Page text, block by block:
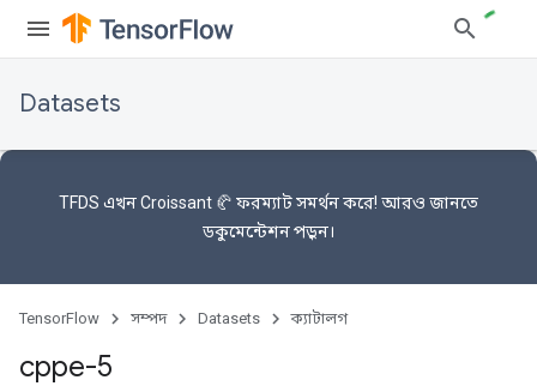
Datasets
TFDS এখনCroissant 🥐 ফরম্যাটসমর্থন করে! আরও জানতে
ডকুমেন্টেশনপড়ুন।
TensorFlow সম্পদ Datasets ক্যাটালগ
cppe-5